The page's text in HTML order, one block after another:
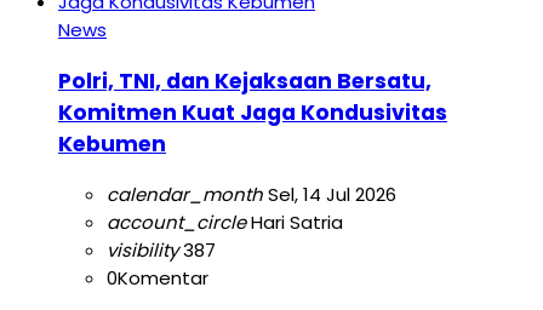
News
Polri, TNI, dan Kejaksaan Bersatu,
Komitmen Kuat Jaga Kondusivitas
Kebumen
calendar_monthSel, 14 Jul 2026
account_circleHari Satria
visibility387
0Komentar